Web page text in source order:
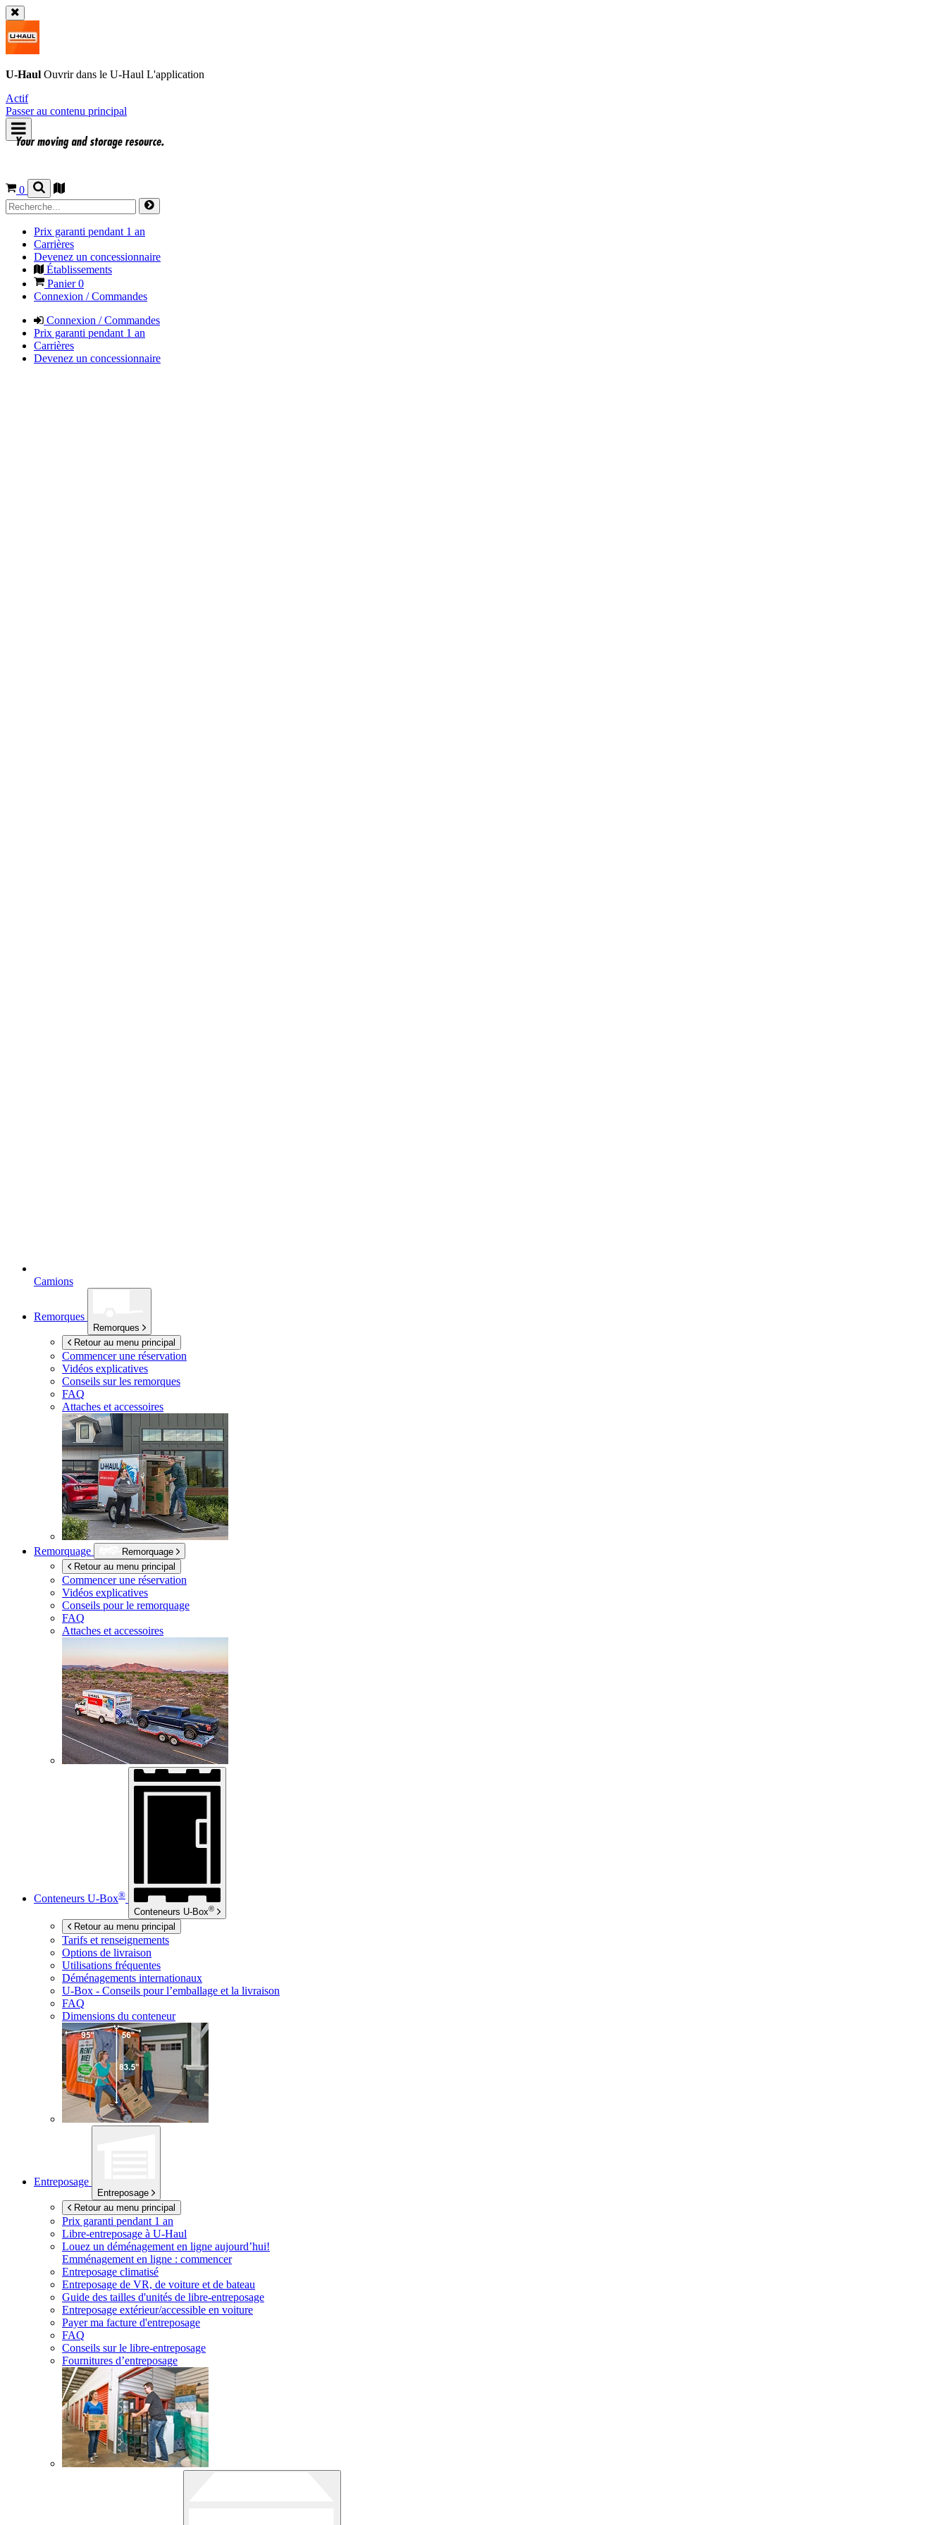
U-Haul Ouvrir dans le U-Haul L'application
Actif
Passer au contenu principal
0
Prix garanti pendant 1 an
Carrières
Devenez un concessionnaire
Établissements
Panier0
Connexion / Commandes
Connexion / Commandes
Prix garanti pendant 1 an
Carrières
Devenez un concessionnaire
Camions
Remorques
Remorques
Retour au menu principal
Commencer une réservation
Vidéos explicatives
Conseils sur les remorques
FAQ
Attaches et accessoires
Remorquage
Remorquage
Retour au menu principal
Commencer une réservation
Vidéos explicatives
Conseils pour le remorquage
FAQ
Attaches et accessoires
Conteneurs U-Box®
Conteneurs U-Box®
Retour au menu principal
Tarifs et renseignements
Options de livraison
Utilisations fréquentes
Déménagements internationaux
U-Box - Conseils pour l’emballage et la livraison
FAQ
Dimensions du conteneur
Entreposage
Entreposage
Retour au menu principal
Prix garanti pendant 1 an
Libre-entreposage à U-Haul
Louez un déménagement en ligne aujourd’hui!
Emménagement en ligne : commencer
Entreposage climatisé
Entreposage de VR, de voiture et de bateau
Guide des tailles d'unités de libre-entreposage
Entreposage extérieur/accessible en voiture
Payer ma facture d'entreposage
FAQ
Conseils sur le libre-entreposage
Fournitures d’entreposage